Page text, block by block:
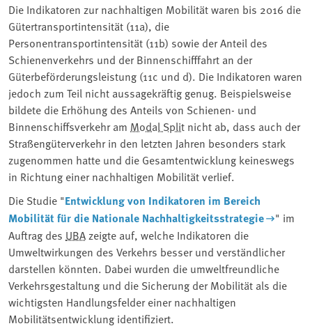
Die Indikatoren zur nachhaltigen Mobilität waren bis 2016 die
Gütertransportintensität (11a), die
Personentransportintensität (11b) sowie der Anteil des
Schienenverkehrs und der Binnenschifffahrt an der
Güterbeförderungsleistung (11c und d). Die Indikatoren waren
jedoch zum Teil nicht aussagekräftig genug. Beispielsweise
bildete die Erhöhung des Anteils von Schienen- und
Binnenschiffsverkehr am Modal Split nicht ab, dass auch der
Straßengüterverkehr in den letzten Jahren besonders stark
zugenommen hatte und die Gesamtentwicklung keineswegs
in Richtung einer nachhaltigen Mobilität verlief.
Die Studie "Entwicklung von Indikatoren im Bereich
Mobilität für die Nationale Nachhaltigkeitsstrategie
" im
Auftrag des UBA zeigte auf, welche Indikatoren die
Umweltwirkungen des Verkehrs besser und verständlicher
darstellen könnten. Dabei wurden die umweltfreundliche
Verkehrsgestaltung und die Sicherung der Mobilität als die
wichtigsten Handlungsfelder einer nachhaltigen
Mobilitätsentwicklung identifiziert.